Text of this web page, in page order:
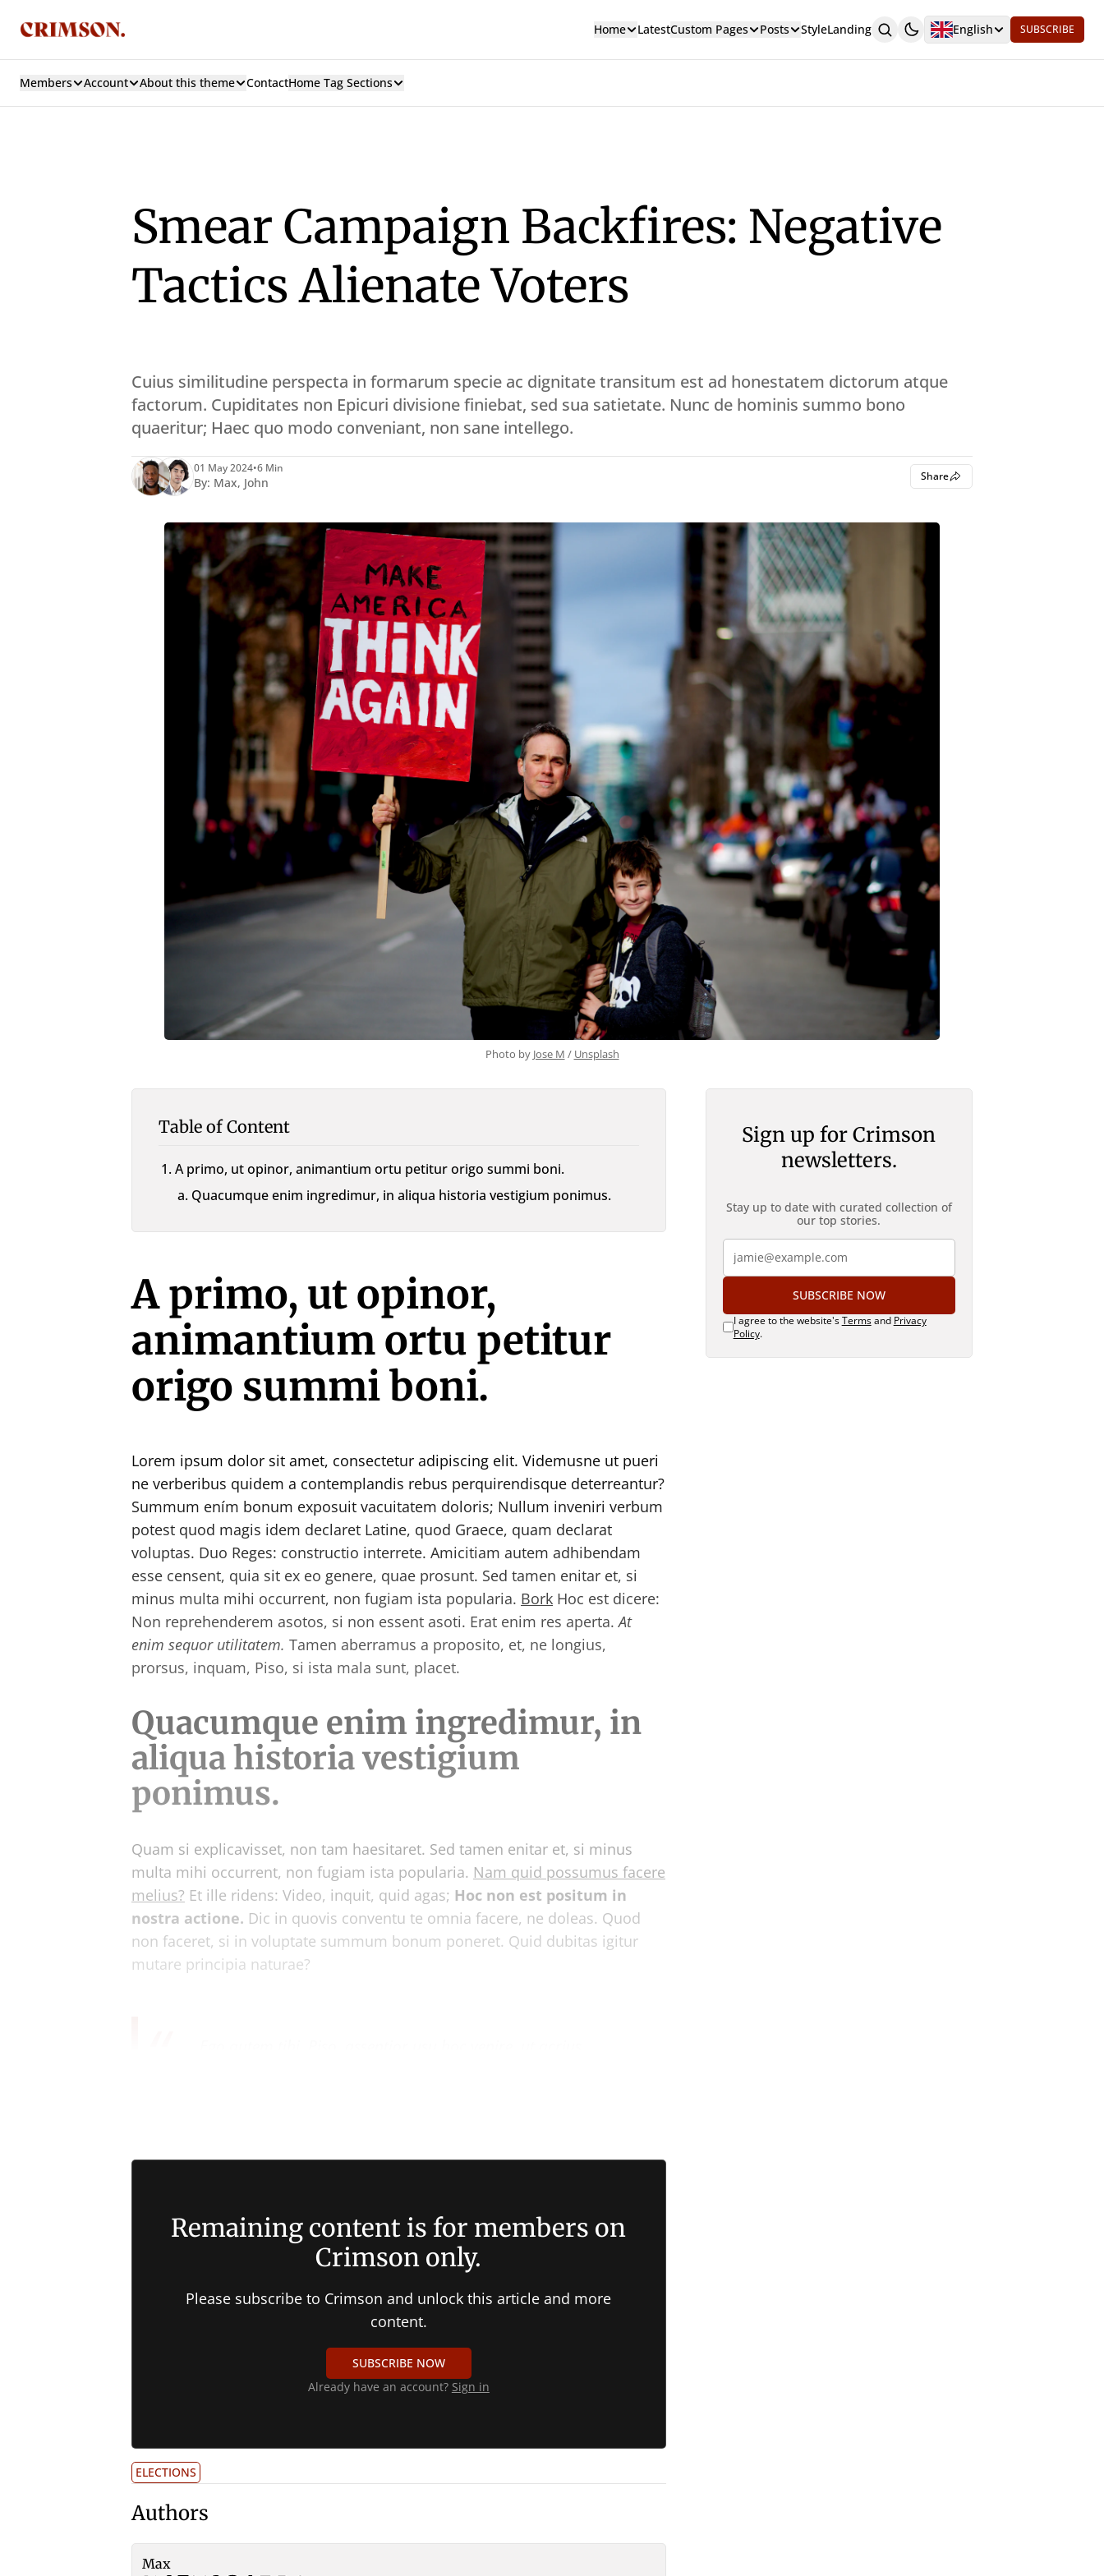
Home LatestCustom Pages Posts StyleLanding English SUBSCRIBE
Members Account About this theme ContactHome Tag Sections
Smear Campaign Backfires: Negative
Tactics Alienate Voters
Cuius similitudine perspecta in formarum specie ac dignitate transitum est ad honestatem dictorum atque
factorum. Cupiditates non Epicuri divisione finiebat, sed sua satietate. Nunc de hominis summo bono
quaeritur; Haec quo modo conveniant, non sane intellego.
01 May 2024•6 Min
By: Max, John Share
Photo by Jose M / Unsplash
Table of Content
A primo, ut opinor, animantium ortu petitur origo summi boni.
Quacumque enim ingredimur, in aliqua historia vestigium ponimus.
A primo, ut opinor,
animantium ortu petitur
origo summi boni.
Lorem ipsum dolor sit amet, consectetur adipiscing elit. Videmusne ut pueri
ne verberibus quidem a contemplandis rebus perquirendisque deterreantur?
Summum ením bonum exposuit vacuitatem doloris; Nullum inveniri verbum
potest quod magis idem declaret Latine, quod Graece, quam declarat
voluptas. Duo Reges: constructio interrete. Amicitiam autem adhibendam
esse censent, quia sit ex eo genere, quae prosunt. Sed tamen enitar et, si
minus multa mihi occurrent, non fugiam ista popularia. Bork Hoc est dicere:
Non reprehenderem asotos, si non essent asoti. Erat enim res aperta.At
enim sequor utilitatem. Tamen aberramus a proposito, et, ne longius,
prorsus, inquam, Piso, si ista mala sunt, placet.
Quacumque enim ingredimur, in
aliqua historia vestigium
ponimus.
Quam si explicavisset, non tam haesitaret. Sed tamen enitar et, si minus
multa mihi occurrent, non fugiam ista popularia. Nam quid possumus facere
melius? Et ille ridens: Video, inquit, quid agas; Hoc non est positum in
nostra actione. Dic in quovis conventu te omnia facere, ne doleas. Quod
non faceret, si in voluptate summum bonum poneret. Quid dubitas igitur
mutare principia naturae?
Remaining content is for members on
Crimson only.
Please subscribe to Crimson and unlock this article and more
content.
SUBSCRIBE NOW
Already have an account? Sign in
ELECTIONS
Authors
Max
Sign up for Crimson
newsletters.
Stay up to date with curated collection of
our top stories.
SUBSCRIBE NOW
I agree to the website'sTermsand Privacy
Policy.